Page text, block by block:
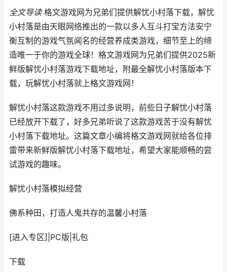
全文导读格文游戏网为兄弟们提供解忧小村落下载，解忧
小村落是由天眼网络推出的一款以多人互斗打宝方法安宁
衡互制的游戏气氛闻名的经营养成类游戏，细节至上的缔
造唯一于你的游戏全球！格文游戏网为兄弟们提供2025新
鲜版解忧小村落游戏下载地址，附最全解忧小村落版本下
载，玩解忧小村落就上格文游戏网！
解忧小村落这款游戏不用过多说明，前些日子解忧小村落
已经放开下载了，好多兄弟听说了这款游戏苦于没有解忧
小村落下载地址。这篇文章小编将格文游戏网就给各位排
雷带来新鲜版解忧小村落下载地址，希望大家能顺畅的尝
试游戏的趣味。
解忧小村落模拟经营
佛系种田，打造人鬼共存的温馨小村落
[进入专区] PC版 礼包
下载